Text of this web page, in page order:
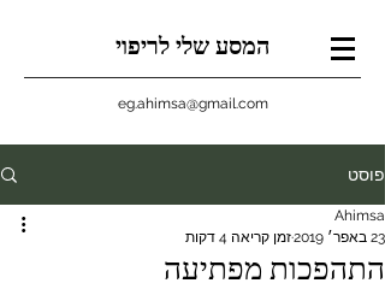
המסע שלי לריפוי
eg.ahimsa@gmail.com
פוסט
התהפכות מפתיעה
Ahimsa
23 באפר׳ 2019
זמן קריאה 4 דקות